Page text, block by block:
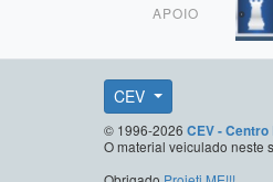
APOIO
CEV
© 1996-2026 CEV -
O material veiculado neste